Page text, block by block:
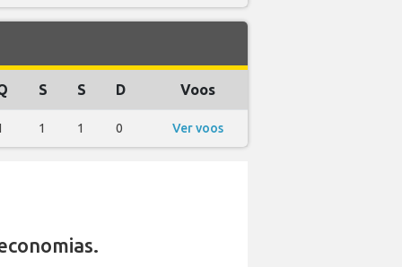
S S D Voos
1 1 0 Ver voos